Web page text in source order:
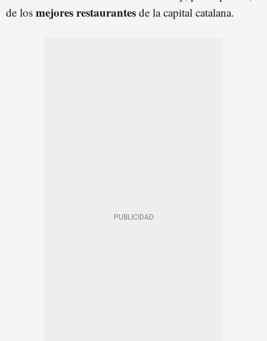
de los mejores restaurantes de la capital catalana.